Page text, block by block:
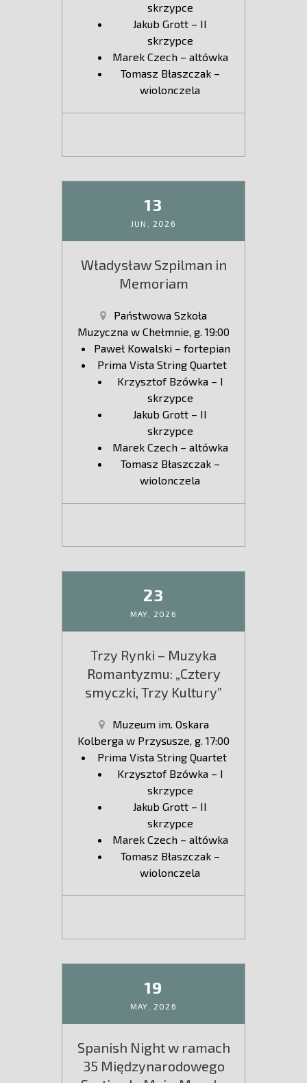
skrzypce
Jakub Grott – II
skrzypce
Marek Czech – altówka
Tomasz Błaszczak –
wiolonczela
13
JUN, 2026
Władysław Szpilman in
Memoriam
Państwowa Szkoła
Muzyczna w Chełmnie, g. 19:00
Paweł Kowalski – fortepian
Prima Vista String Quartet
Krzysztof Bzówka – I
skrzypce
Jakub Grott – II
skrzypce
Marek Czech – altówka
Tomasz Błaszczak –
wiolonczela
23
MAY, 2026
Trzy Rynki – Muzyka
Romantyzmu: „Cztery
smyczki, Trzy Kultury”
Muzeum im. Oskara
Kolberga w Przysusze, g. 17:00
Prima Vista String Quartet
Krzysztof Bzówka – I
skrzypce
Jakub Grott – II
skrzypce
Marek Czech – altówka
Tomasz Błaszczak –
wiolonczela
19
MAY, 2026
Spanish Night w ramach
35 Międzynarodowego